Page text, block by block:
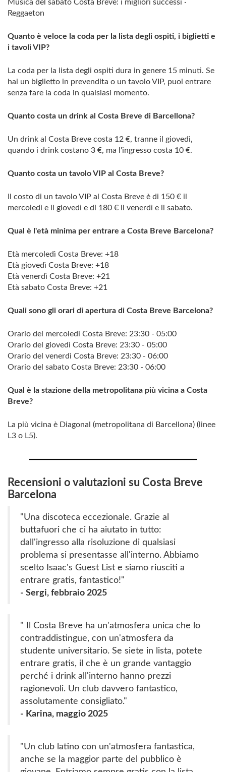
Musica del sabato Costa Breve: i migliori successi ·
Reggaeton
Quanto è veloce la coda per la lista degli ospiti, i biglietti e
i tavoli VIP?
La coda per la lista degli ospiti dura in genere 15 minuti. Se
hai un biglietto in prevendita o un tavolo VIP, puoi entrare
senza fare la coda in qualsiasi momento.
Quanto costa un drink al Costa Breve di Barcellona?
Un drink al Costa Breve costa 12 €, tranne il giovedì,
quando i drink costano 3 €, ma l'ingresso costa 10 €.
Quanto costa un tavolo VIP al Costa Breve?
Il costo di un tavolo VIP al Costa Breve è di 150 € il
mercoledì e il giovedì e di 180 € il venerdì e il sabato.
Qual è l'età minima per entrare a Costa Breve Barcelona?
Età mercoledì Costa Breve: +18
Età giovedì Costa Breve: +18
Età venerdì Costa Breve: +21
Età sabato Costa Breve: +21
Quali sono gli orari di apertura di Costa Breve Barcelona?
Orario del mercoledì Costa Breve: 23:30 - 05:00
Orario del giovedì Costa Breve: 23:30 - 05:00
Orario del venerdì Costa Breve: 23:30 - 06:00
Orario del sabato Costa Breve: 23:30 - 06:00
Qual è la stazione della metropolitana più vicina a Costa
Breve?
La più vicina è Diagonal (metropolitana di Barcellona) (linee
L3 o L5).
Recensioni o valutazioni su Costa Breve
Barcelona
"Una discoteca eccezionale. Grazie al
buttafuori che ci ha aiutato in tutto:
dall'ingresso alla risoluzione di qualsiasi
problema si presentasse all'interno. Abbiamo
scelto Isaac's Guest List e siamo riusciti a
entrare gratis, fantastico!"
- Sergi, febbraio 2025
"
Il Costa Breve ha un'atmosfera unica che lo
contraddistingue, con un'atmosfera da
studente universitario. Se siete in lista, potete
entrare gratis, il che è un grande vantaggio
perché i drink all'interno hanno prezzi
ragionevoli. Un club davvero fantastico,
assolutamente consigliato."
- Karina, maggio 2025
"Un club latino con un'atmosfera fantastica,
anche se la maggior parte del pubblico è